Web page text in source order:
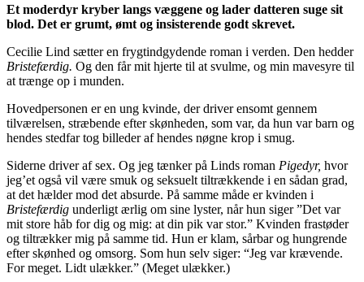
Et moderdyr kryber langs væggene og lader datteren suge sit
blod. Det er grumt, ømt og insisterende godt skrevet.
Cecilie Lind sætter en frygtindgydende roman i verden. Den hedder
Bristefærdig. Og den får mit hjerte til at svulme, og min mavesyre til
at trænge op i munden.
Hovedpersonen er en ung kvinde, der driver ensomt gennem
tilværelsen, stræbende efter skønheden, som var, da hun var barn og
hendes stedfar tog billeder af hendes nøgne krop i smug.
Siderne driver af sex. Og jeg tænker på Linds roman Pigedyr, hvor
jeg’et også vil være smuk og seksuelt tiltrækkende i en sådan grad,
at det hælder mod det absurde. På samme måde er kvinden i
Bristefærdig underligt ærlig om sine lyster, når hun siger ”Det var
mit store håb for dig og mig: at din pik var stor.” Kvinden frastøder
og tiltrækker mig på samme tid. Hun er klam, sårbar og hungrende
efter skønhed og omsorg. Som hun selv siger: “Jeg var krævende.
For meget. Lidt ulækker.” (Meget ulækker.)